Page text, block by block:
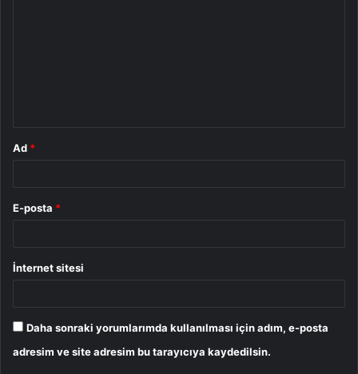
Ad *
E-posta *
İnternet sitesi
Daha sonraki yorumlarımda kullanılması için adım, e-posta
adresim ve site adresim bu tarayıcıya kaydedilsin.